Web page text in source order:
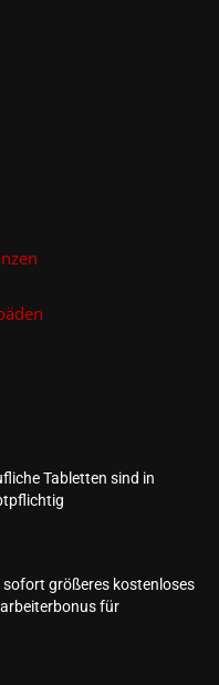
Tabletten sind in
größeres kostenloses
für